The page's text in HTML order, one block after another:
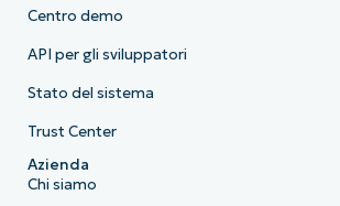
Centro demo
API per gli sviluppatori
Stato del sistema
Trust Center
Azienda
Chi siamo